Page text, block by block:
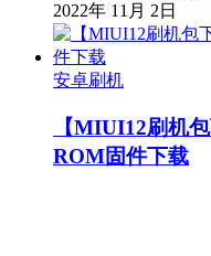
2022年 11月 2日
安卓刷机
【MIUI12刷机
ROM固件下载